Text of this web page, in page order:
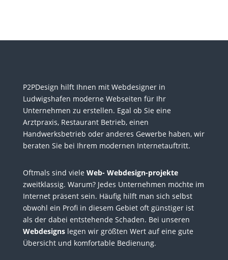
P2PDesign hilft Ihnen mit Webdesigner in
Ludwigshafen moderne Webseiten für Ihr
Unternehmen zu erstellen. Egal ob Sie eine
Arztpraxis, Restaurant Betrieb, einen
Handwerksbetrieb oder anderes Gewerbe haben, wir
beraten Sie bei Ihrem modernen Internetauftritt.
Oftmals sind viele Web- Webdesign-projekte
zweitklassig. Warum? Jedes Unternehmen möchte im
Internet präsent sein. Häufig hilft man sich selbst
obwohl ein Profi in diesem Gebiet oft günstiger ist
als der dabei entstehende Schaden. Bei unseren
Webdesignslegen wir größten Wert auf eine gute
Übersicht und komfortable Bedienung.